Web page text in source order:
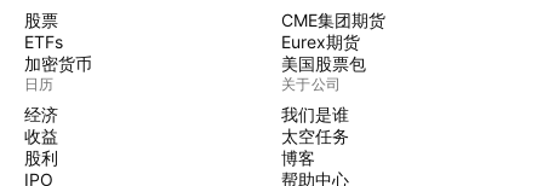
股票
ETFs
加密货币
日历
经济
收益
股利
IPO
CME集团期货
Eurex期货
美国股票包
关于公司
我们是谁
太空任务
博客
帮助中心